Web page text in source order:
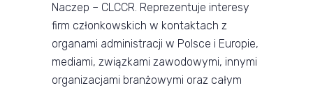
Naczep – CLCCR. Reprezentuje interesy
firm członkowskich w kontaktach z
organami administracji w Polsce i Europie,
mediami, związkami zawodowymi, innymi
organizacjami branżowymi oraz całym